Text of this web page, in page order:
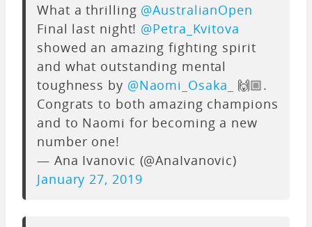
What a thrilling @AustralianOpen
Final last night! @Petra_Kvitova
showed an amazing fighting spirit
and what outstanding mental
toughness by @Naomi_Osaka_
🙌🏼.
Congrats to both amazing champions
and to Naomi for becoming a new
number one!
— Ana Ivanovic (@AnaIvanovic)
January 27, 2019